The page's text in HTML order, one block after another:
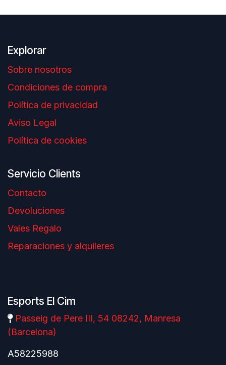
Explorar
Sobre nosotros
Condiciones de compra
Política de privacidad
Aviso Legal
Política de cookies
Servicio Clients
Contacto
Devoluciones
Vales Regalo
Reparaciones y alquileres
Esports El Cim
Passeig de Pere III, 54 08242, Manresa
(Barcelona)
A58225988